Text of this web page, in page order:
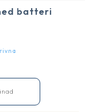
batteri